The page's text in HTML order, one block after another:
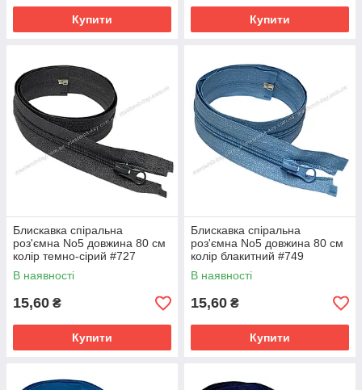
Купити Купити
Блискавка спіральна
роз'ємна No5 довжина 80 см
колір темно-сірий #727
В наявності
15,60 ₴
Купити
Блискавка спіральна
роз'ємна No5 довжина 80 см
колір блакитний #749
В наявності
15,60 ₴
Купити